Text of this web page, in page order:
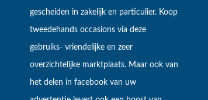
gescheiden in zakelijk en particulier. Koop
tweedehands occasions via deze
gebruiks- vriendelijke en zeer
overzichtelijke marktplaats. Maar ook van
het delen in facebook van uw